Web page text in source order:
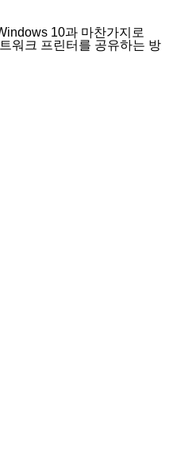
10과 마찬가지로
워크 프린터를 공유하는 방